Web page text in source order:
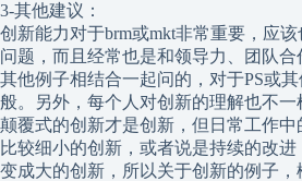
3-其他建议：
创新能力对于brm或mkt非常重要，应
问题，而且经常也是和领导力、团队合
其他例子相结合一起问的，对于PS或
般。另外，每个人对创新的理解也不一
颠覆式的创新才是创新，但日常工作
比较细小的创新，或者说是持续的改
变成大的创新，所以关于创新的例子，